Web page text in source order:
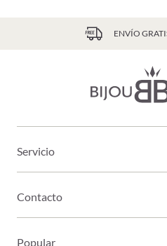
ENVÍO
Servicio
Contacto
Popular